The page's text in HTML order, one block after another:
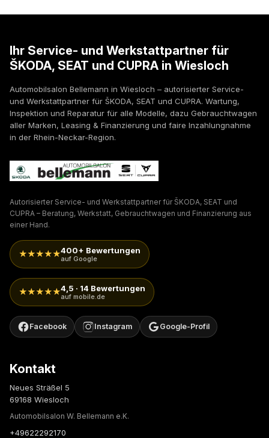
Ihr Service- und Werkstattpartner für
ŠKODA, SEAT und CUPRA in Wiesloch
Automobilsalon Bellemann in Wiesloch – autorisierter Service-
und Werkstattpartner für ŠKODA, SEAT und CUPRA. Wartung,
Inspektion und Reparatur für alle Modelle, dazu Gebrauchtwagen
aller Marken, Leasing & Finanzierung und faire Inzahlungnahme
in der Rhein-Neckar-Region.
Autorisierter Service- und Werkstattpartner für ŠKODA, SEAT und
CUPRA – Beratung, Werkstatt, Gebrauchtwagen und Finanzierung aus
einer Hand.
★★★★★400+ Bewertungen
auf Google
★★★★★4,5 · 14 Bewertungen
auf mobile.de
Facebook Instagram Google-Profil
Kontakt
Neues Sträßel 5
69168 Wiesloch
Automobilsalon W. Bellemann e.K.
+49622292170